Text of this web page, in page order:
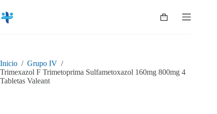
al
contenido
Shopping
Inicio / Grupo IV /
Trimexazol F Trimetoprima Sulfametoxazol 160mg 800mg 4
Tabletas Valeant